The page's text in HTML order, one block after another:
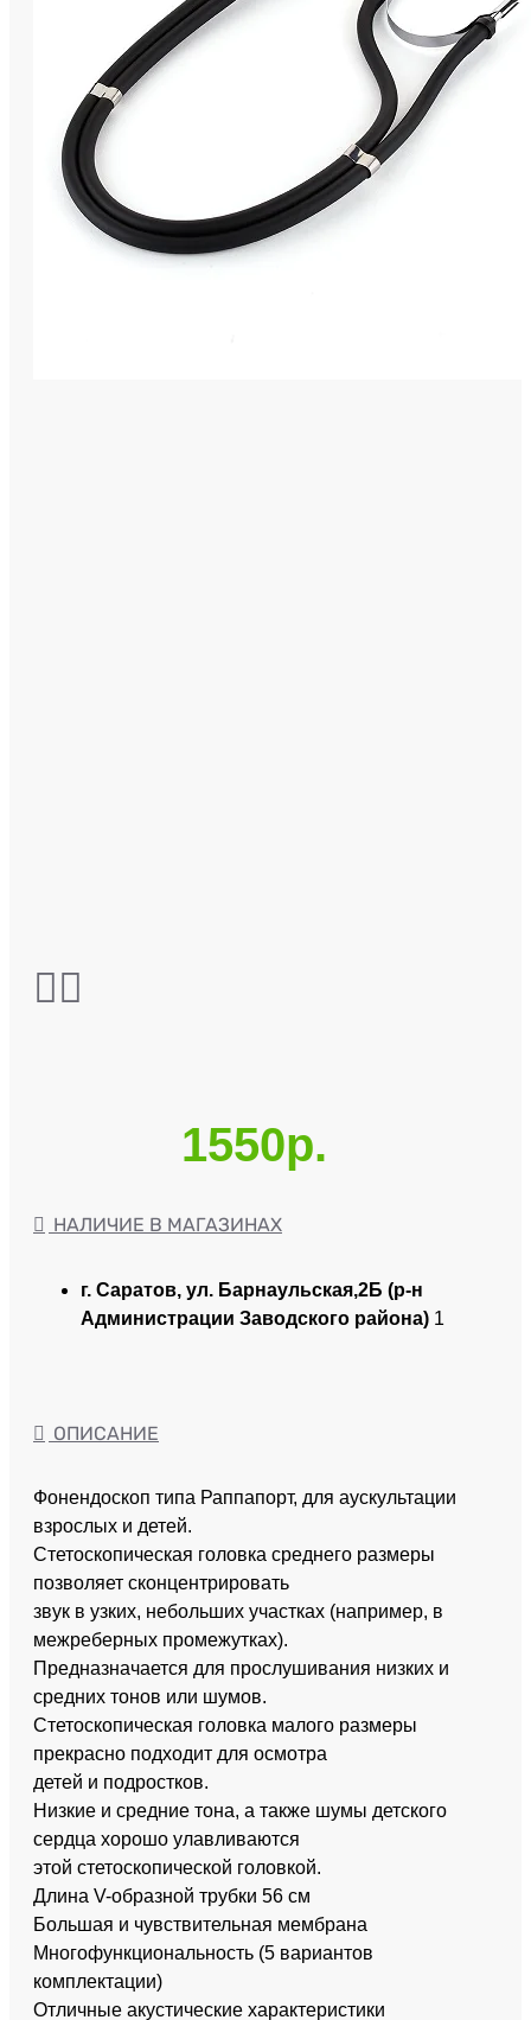
1550р.
НАЛИЧИЕ В МАГАЗИНАХ
г. Саратов, ул. Барнаульская,2Б (р-н
Администрации Заводского района) 1
ОПИСАНИЕ
Фонендоскоп типа Раппапорт, для аускультации
взрослых и детей.
Стетоскопическая головка среднего размеры
позволяет сконцентрировать
звук в узких, небольших участках (например, в
межреберных промежутках).
Предназначается для прослушивания низких и
средних тонов или шумов.
Стетоскопическая головка малого размеры
прекрасно подходит для осмотра
детей и подростков.
Низкие и средние тона, а также шумы детского
сердца хорошо улавливаются
этой стетоскопической головкой.
Длина V-образной трубки 56 см
Большая и чувствительная мембрана
Многофункциональность (5 вариантов
комплектации)
Отличные акустические характеристики